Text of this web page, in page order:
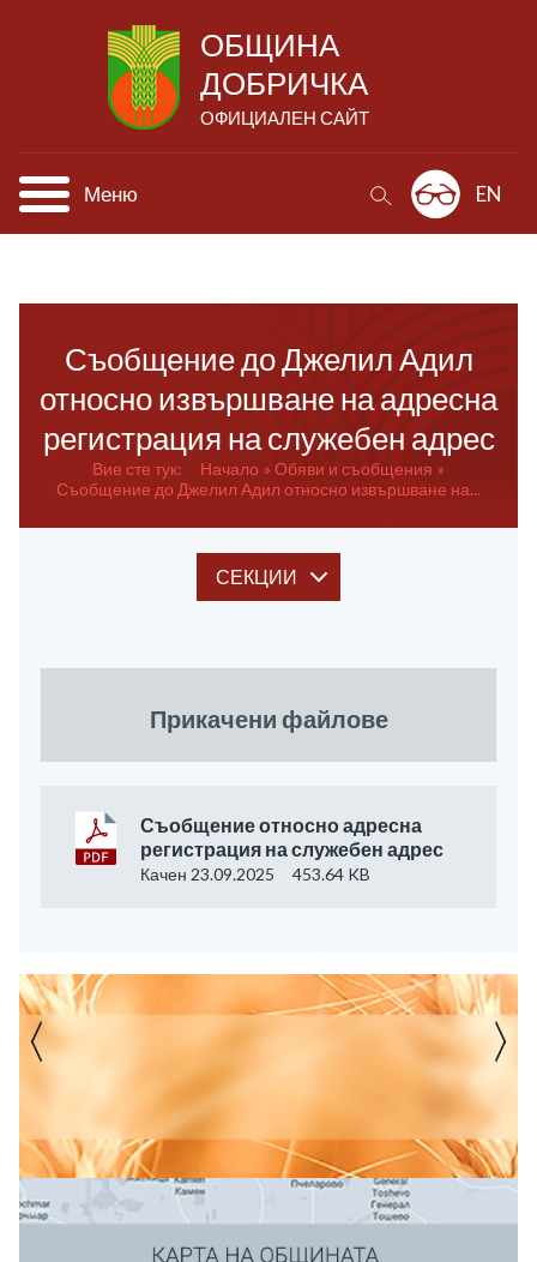
ОБЩИНА
ДОБРИЧКА
ОФИЦИАЛЕН САЙТ
Меню EN
Съобщение до Джелил Адил
относно извършване на адресна
регистрация на служебен адрес
Вие сте тук: Начало
Обяви и съобщения
Съобщение до Джелил Адил относно извършване на...
СЕКЦИИ
Прикачени файлове
Съобщение относно адресна
регистрация на служебен адрес
Качен 23.09.2025 453.64 KB